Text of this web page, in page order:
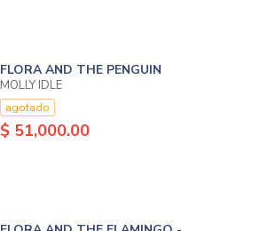
FLORA AND THE PENGUIN
MOLLY IDLE
agotado
$ 51,000.00